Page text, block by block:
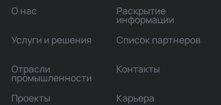
О нас
Услуги и решения
Отрасли
промышленности
Проекты
Раскрытие
информации
Список партнеров
Контакты
Карьера